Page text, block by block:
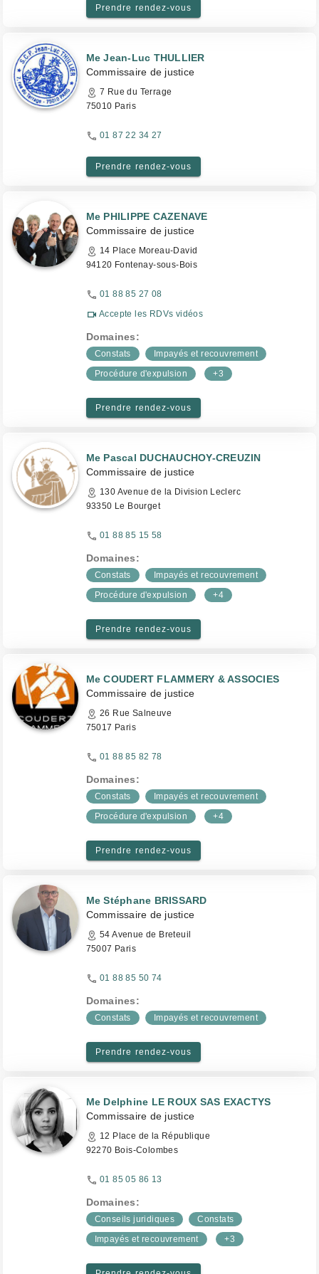
Prendre rendez-vous
Me Jean-Luc THULLIER
Commissaire de justice
7 Rue du Terrage
75010 Paris
01 87 22 34 27
Prendre rendez-vous
Me PHILIPPE CAZENAVE
Commissaire de justice
14 Place Moreau-David
94120 Fontenay-sous-Bois
01 88 85 27 08
Accepte les RDVs vidéos
Domaines:
Constats
Impayés et recouvrement
Procédure d'expulsion
+3
Prendre rendez-vous
Me Pascal DUCHAUCHOY-CREUZIN
Commissaire de justice
130 Avenue de la Division Leclerc
93350 Le Bourget
01 88 85 15 58
Domaines:
Constats
Impayés et recouvrement
Procédure d'expulsion
+4
Prendre rendez-vous
Me COUDERT FLAMMERY & ASSOCIES
Commissaire de justice
26 Rue Salneuve
75017 Paris
01 88 85 82 78
Domaines:
Constats
Impayés et recouvrement
Procédure d'expulsion
+4
Prendre rendez-vous
Me Stéphane BRISSARD
Commissaire de justice
54 Avenue de Breteuil
75007 Paris
01 88 85 50 74
Domaines:
Constats Impayés et recouvrement
Prendre rendez-vous
Me Delphine LE ROUX SAS EXACTYS
Commissaire de justice
12 Place de la République
92270 Bois-Colombes
01 85 05 86 13
Domaines:
Conseils juridiques
Constats
Impayés et recouvrement
+3